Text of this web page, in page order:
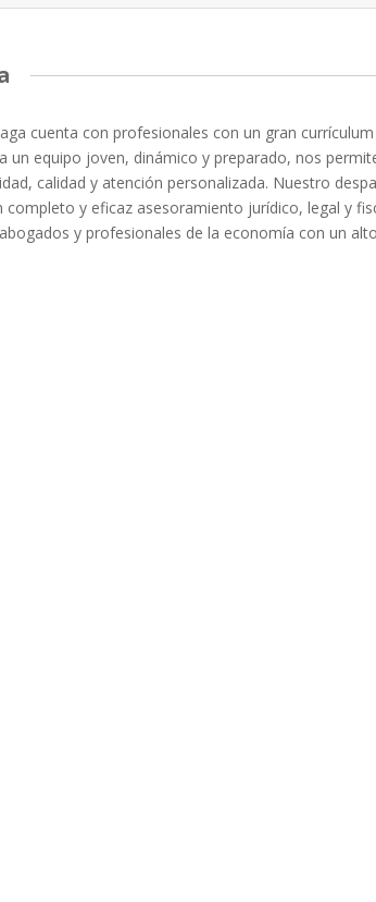
cuenta con profesionales con un gran
un equipo joven, dinámico y preparado, nos
calidad y atención personalizada. Nuestro
y eficaz asesoramiento jurídico, legal y
y profesionales de la economía con un